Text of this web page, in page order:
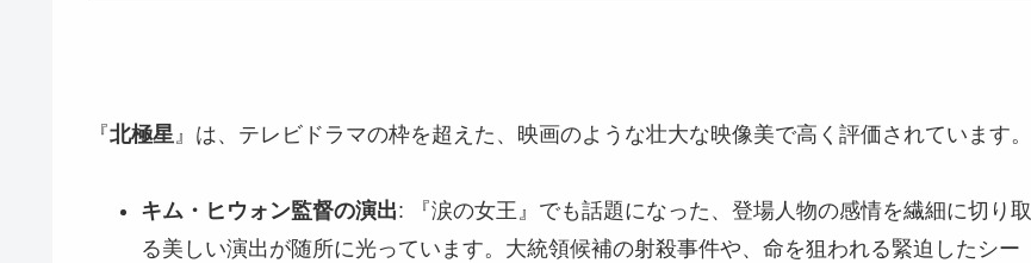
『北極星 』は、テレビドラマの枠を超えた、映画のような壮大な映像美で高く評価されています。
キム・ヒウォン監督の演出: 『涙の女王』でも話題になった、登場人物の感情を繊細に切り取
る美しい演出が随所に光っています。大統領候補の射殺事件や、命を狙われる緊迫したシー